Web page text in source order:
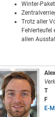
Winter-Paket
Trotz aller
Fehlerteufel
allen
T
F
E-